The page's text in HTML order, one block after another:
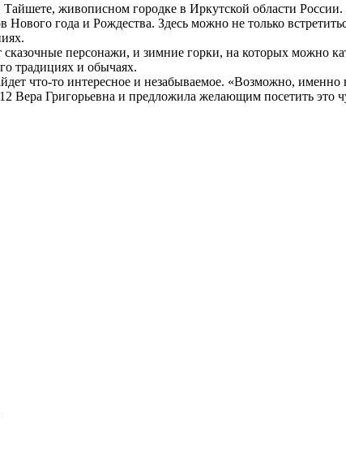
живописном городке в Иркутской области России.
года и Рождества. Здесь можно не только
персонажи, и зимние горки, на которых можно
традициях и обычаях.
что-то интересное и незабываемое. «Возможно, именно
Григорьевна и предложила желающим посетить это